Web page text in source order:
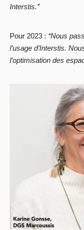
Interstis.’’
Pour 2023 : ‘‘Nous
l’usage d’Interstis.
l’optimisation des